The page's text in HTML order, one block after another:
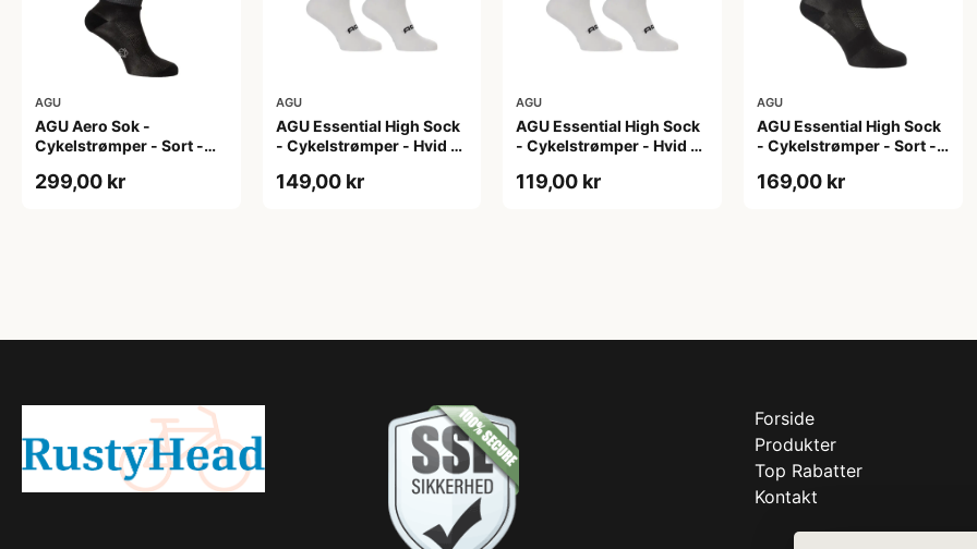
AGU
AGU Aero Sok -
Cykelstrømper - Sort -
299,00 kr
AGU
AGU Essential High Sock
- Cykelstrømper - Hvid -
149,00 kr
AGU
AGU Essential High Sock
- Cykelstrømper - Hvid -
119,00 kr
AGU
AGU Essential High Sock
- Cykelstrømper - Sort -
169,00 kr
Forside
Produkter
Top Rabatter
Kontakt